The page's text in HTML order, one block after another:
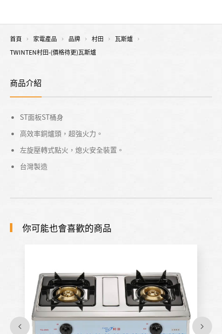
首頁 家電產品 品牌 村田
瓦斯爐
TWINTEN村田-(價格待更)瓦斯爐
商品介紹
ST面板ST桶身
高效率銅爐頭，超強火力。
左旋壓轉式點火，熄火安全裝置。
台灣製造
你可能也會喜歡的商品